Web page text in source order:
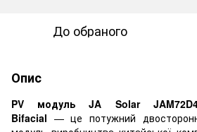
До обраного
Опис
PV модуль JA Solar
Bifacial — це потужний